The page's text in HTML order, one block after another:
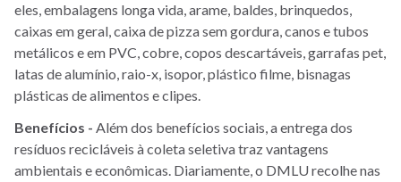
eles, embalagens longa vida, arame, baldes, brinquedos,
caixas em geral, caixa de pizza sem gordura, canos e tubos
metálicos e em PVC, cobre, copos descartáveis, garrafas pet,
latas de alumínio, raio-x, isopor, plástico filme, bisnagas
plásticas de alimentos e clipes.
Benefícios - Além dos benefícios sociais, a entrega dos
resíduos recicláveis à coleta seletiva traz vantagens
ambientais e econômicas. Diariamente, o DMLU recolhe nas